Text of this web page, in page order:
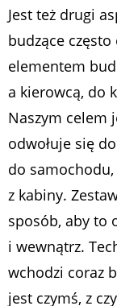
Jest też drugi
budzące
elementem
a kierowcą, do
Naszym celem
odwołuje się
do
z kabiny.
sposób, aby to
i wewnątrz.
wchodzi coraz
jest czymś, z